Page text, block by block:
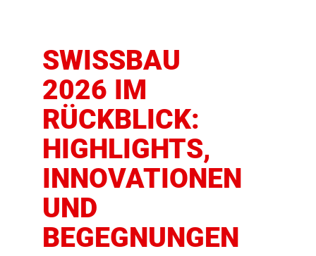
SWISSBAU
2026 IM
RÜCKBLICK:
HIGHLIGHTS,
INNOVATIONEN
UND
BEGEGNUNGEN
das Laden des
akzeptieren
Marketing-